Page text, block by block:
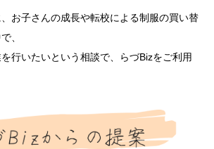
お子さんの成長や転校による制服の買い替
、
行いたいという相談で、らづBizをご利用